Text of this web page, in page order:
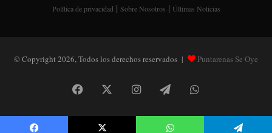
Política de privacidad | Sobre Nosotros | Últimas Noticias
© Copyright 2026, Todos los derechos reservados | Puntarenas Se Oye
Facebook InstagramTelegramWhatsApp